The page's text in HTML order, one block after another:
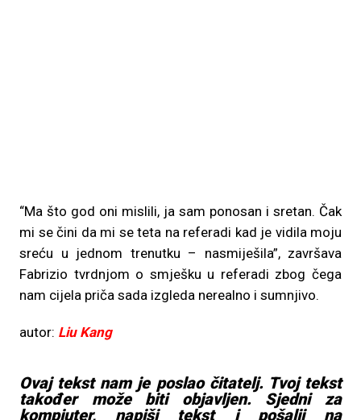
“Ma što god oni mislili, ja sam ponosan i sretan. Čak
mi se čini da mi se teta na referadi kad je vidila moju
sreću u jednom trenutku – nasmiješila”, završava
Fabrizio tvrdnjom o smješku u referadi zbog čega
nam cijela priča sada izgleda nerealno i sumnjivo.
autor: Liu Kang
Ovaj tekst nam je poslao čitatelj. Tvoj tekst
također može biti objavljen. Sjedni za
kompjuter, napiši tekst i pošalji na